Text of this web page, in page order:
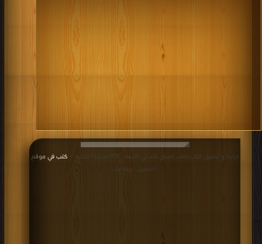
يهتم بتحسين نوعية الموارد البشرية في المجتمع وتحسين النوعية
العاملين فيها سواء على المستوى الإداري شموليا لتشمل كل العاملين
على جميع مستوياتهم الوظيفية.
كتب اكبر منتدى التنميه البشريه
قراءة و تحميل كتاب كتاب العقل الثلاثي الأبعاد PDF مجانا | مكتبة > كتب في موقع
| التحميل : مرة/مرات